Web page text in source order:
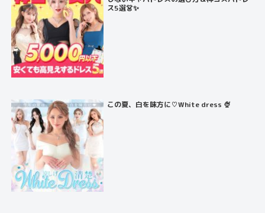
ス5選👗✨
この夏、白を味方に♡White dress 🍨